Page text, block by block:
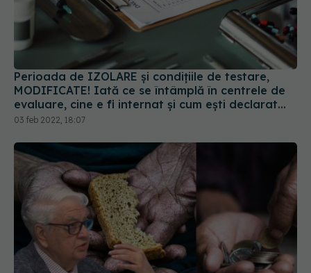
Perioada de IZOLARE și condițiile de testare,
MODIFICATE! Iată ce se întâmplă în centrele de
evaluare, cine e fi internat și cum ești declarat
vindecat. REGULI NOI
03 feb 2022, 18:07